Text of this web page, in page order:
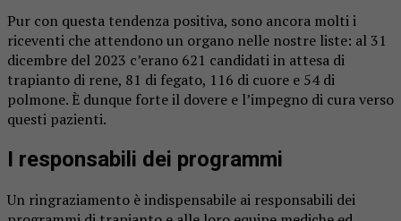
Pur con questa tendenza positiva, sono ancora molti i
riceventi che attendono un organo nelle nostre liste: al 31
dicembre del 2023 c’erano 621 candidati in attesa di
trapianto di rene, 81 di fegato, 116 di cuore e 54 di
polmone. È dunque forte il dovere e l’impegno di cura verso
questi pazienti.
I responsabili dei programmi
Un ringraziamento è indispensabile ai responsabili dei